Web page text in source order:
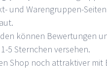
und Warengruppen-
können Bewertungen
5 Sternchen versehen.
Shop noch attraktiver